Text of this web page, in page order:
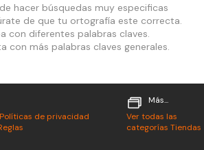
hacer búsquedas muy especificas
de que tu ortografía este correcta.
con diferentes palabras claves.
con más palabras claves generales.
Políticas de privacidad
Más...
Ver todas las
categorías Tiendas